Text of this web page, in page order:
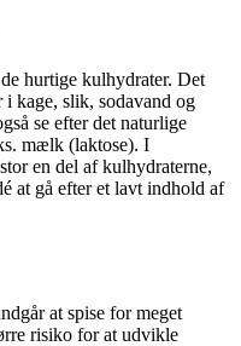
hurtige kulhydrater. Det
kage, slik, sodavand og
se efter det naturlige
mælk (laktose). I
en del af kulhydraterne,
at gå efter et lavt indhold af
at spise for meget
risiko for at udvikle